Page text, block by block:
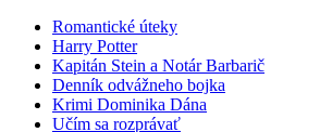
Romantické úteky
Harry Potter
Kapitán Stein a Notár Barbarič
Denník odvážneho bojka
Krimi Dominika Dána
Učím sa rozprávať